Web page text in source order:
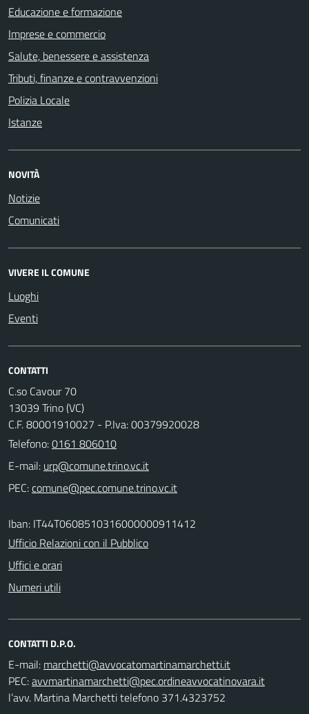
Educazione e formazione
Imprese e commercio
Salute, benessere e assistenza
Tributi, finanze e contravvenzioni
Polizia Locale
Istanze
NOVITÀ
Notizie
Comunicati
VIVERE IL COMUNE
Luoghi
Eventi
CONTATTI
C.so Cavour 70
13039 Trino (VC)
C.F. 80001910027 - P.Iva: 00379920028
Telefono:0161 806010
E-mail:
PEC:
Iban: IT44T0608510316000000911412
Ufficio Relazioni con il Pubblico
Uffici e orari
Numeri utili
CONTATTI D.P.O.
E-mail:
PEC:
l’avv. Martina Marchetti telefono 371.4323752